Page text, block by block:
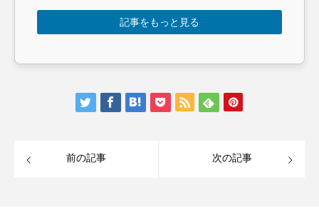
記事をもっと見る
前の記事 次の記事